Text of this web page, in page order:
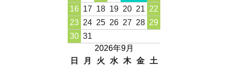
16 17 18 19 20 21 22
23 24 25 26 27 28 29
30 31
2026年9月
日
月 火 水 木 金
土